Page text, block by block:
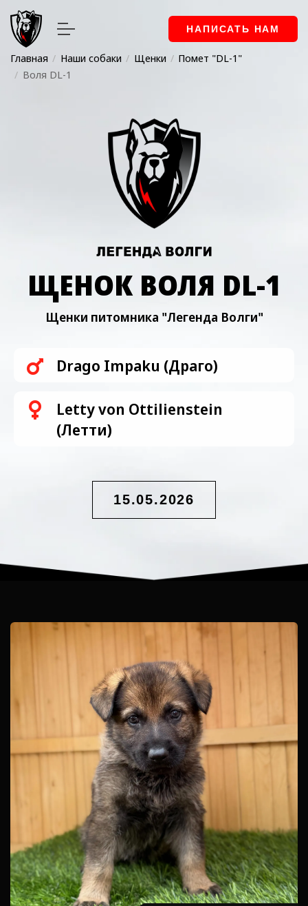
НАПИСАТЬ НАМ
Главная Наши собаки Щенки
Помет "DL-1"
Воля DL-1
ЩЕНОК ВОЛЯ DL-1
Щенки питомника "Легенда Волги"
Drago Impaku (Драго)
Letty von Ottilienstein
(Летти)
15.05.2026